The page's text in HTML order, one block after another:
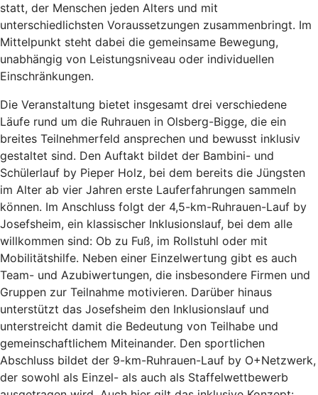
statt, der Menschen jeden Alters und mit
unterschiedlichsten Voraussetzungen zusammenbringt. Im
Mittelpunkt steht dabei die gemeinsame Bewegung,
unabhängig von Leistungsniveau oder individuellen
Einschränkungen.
Die Veranstaltung bietet insgesamt drei verschiedene
Läufe rund um die Ruhrauen in Olsberg-Bigge, die ein
breites Teilnehmerfeld ansprechen und bewusst inklusiv
gestaltet sind. Den Auftakt bildet der Bambini- und
Schülerlauf by Pieper Holz, bei dem bereits die Jüngsten
im Alter ab vier Jahren erste Lauferfahrungen sammeln
können. Im Anschluss folgt der 4,5-km-Ruhrauen-Lauf by
Josefsheim, ein klassischer Inklusionslauf, bei dem alle
willkommen sind: Ob zu Fuß, im Rollstuhl oder mit
Mobilitätshilfe. Neben einer Einzelwertung gibt es auch
Team- und Azubiwertungen, die insbesondere Firmen und
Gruppen zur Teilnahme motivieren. Darüber hinaus
unterstützt das Josefsheim den Inklusionslauf und
unterstreicht damit die Bedeutung von Teilhabe und
gemeinschaftlichem Miteinander. Den sportlichen
Abschluss bildet der 9-km-Ruhrauen-Lauf by O+Netzwerk,
der sowohl als Einzel- als auch als Staffelwettbewerb